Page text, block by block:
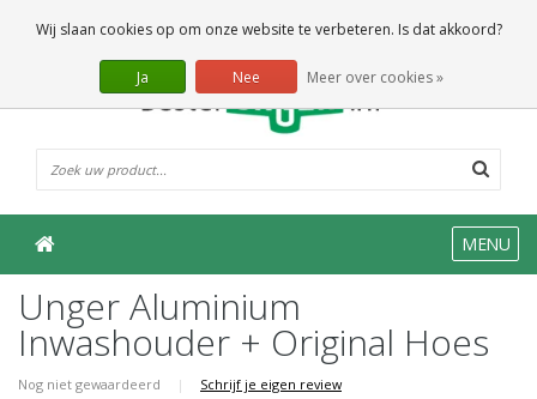
0 Artikelen
MENU
Unger Aluminium
Inwashouder + Original Hoes
Nog niet gewaardeerd | Schrijf je eigen review
Wij slaan cookies op om onze website te verbeteren. Is dat akkoord?
Ja Nee Meer over cookies »